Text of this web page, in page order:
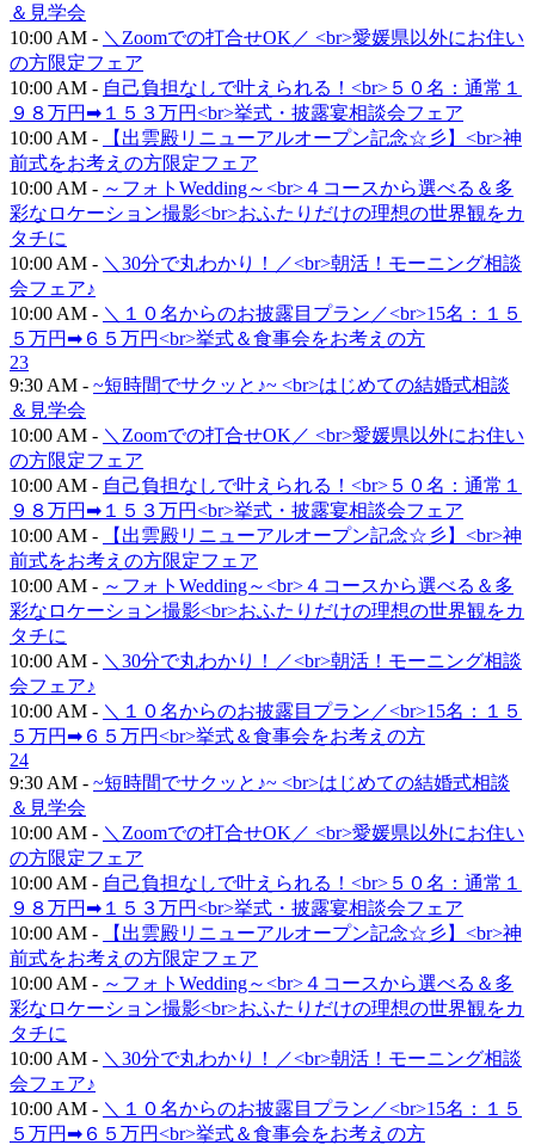
＆見学会
10:00 AM - ＼Zoomでの打合せOK／ <br>愛媛県以外にお住い
の方限定フェア
10:00 AM - 自己負担なしで叶えられる！<br>５０名：通常１
９８万円➡１５３万円<br>挙式・披露宴相談会フェア
10:00 AM -
【出雲殿リニューアルオープン記念☆彡】<br>神
前式をお考えの方限定フェア
10:00 AM - ～フォトWedding～<br>４コースから選べる＆多
彩なロケーション撮影<br>おふたりだけの理想の世界観をカ
タチに
10:00 AM - ＼30分で丸わかり！／<br>朝活！モーニング相談
会フェア♪
10:00 AM - ＼１０名からのお披露目プラン／<br>15名：１５
５万円➡６５万円<br>挙式＆食事会をお考えの方
23
9:30 AM - ~短時間でサクッと♪~ <br>はじめての結婚式相談
＆見学会
10:00 AM - ＼Zoomでの打合せOK／ <br>愛媛県以外にお住い
の方限定フェア
10:00 AM - 自己負担なしで叶えられる！<br>５０名：通常１
９８万円➡１５３万円<br>挙式・披露宴相談会フェア
10:00 AM -
【出雲殿リニューアルオープン記念☆彡】<br>神
前式をお考えの方限定フェア
10:00 AM - ～フォトWedding～<br>４コースから選べる＆多
彩なロケーション撮影<br>おふたりだけの理想の世界観をカ
タチに
10:00 AM - ＼30分で丸わかり！／<br>朝活！モーニング相談
会フェア♪
10:00 AM - ＼１０名からのお披露目プラン／<br>15名：１５
５万円➡６５万円<br>挙式＆食事会をお考えの方
24
9:30 AM - ~短時間でサクッと♪~ <br>はじめての結婚式相談
＆見学会
10:00 AM - ＼Zoomでの打合せOK／ <br>愛媛県以外にお住い
の方限定フェア
10:00 AM - 自己負担なしで叶えられる！<br>５０名：通常１
９８万円➡１５３万円<br>挙式・披露宴相談会フェア
10:00 AM -
【出雲殿リニューアルオープン記念☆彡】<br>神
前式をお考えの方限定フェア
10:00 AM - ～フォトWedding～<br>４コースから選べる＆多
彩なロケーション撮影<br>おふたりだけの理想の世界観をカ
タチに
10:00 AM - ＼30分で丸わかり！／<br>朝活！モーニング相談
会フェア♪
10:00 AM - ＼１０名からのお披露目プラン／<br>15名：１５
５万円➡６５万円<br>挙式＆食事会をお考えの方